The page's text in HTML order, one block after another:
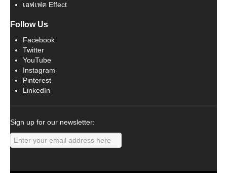
เอฟเฟค Effect
Follow Us
Facebook
Twitter
YouTube
Instagram
Pinterest
LinkedIn
Sign up for our newsletter: